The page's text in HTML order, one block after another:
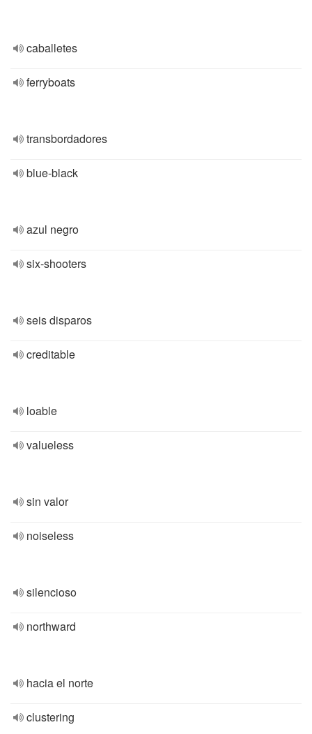
caballetes
ferryboats
transbordadores
blue-black
azul negro
six-shooters
seis disparos
creditable
loable
valueless
sin valor
noiseless
silencioso
northward
hacia el norte
clustering